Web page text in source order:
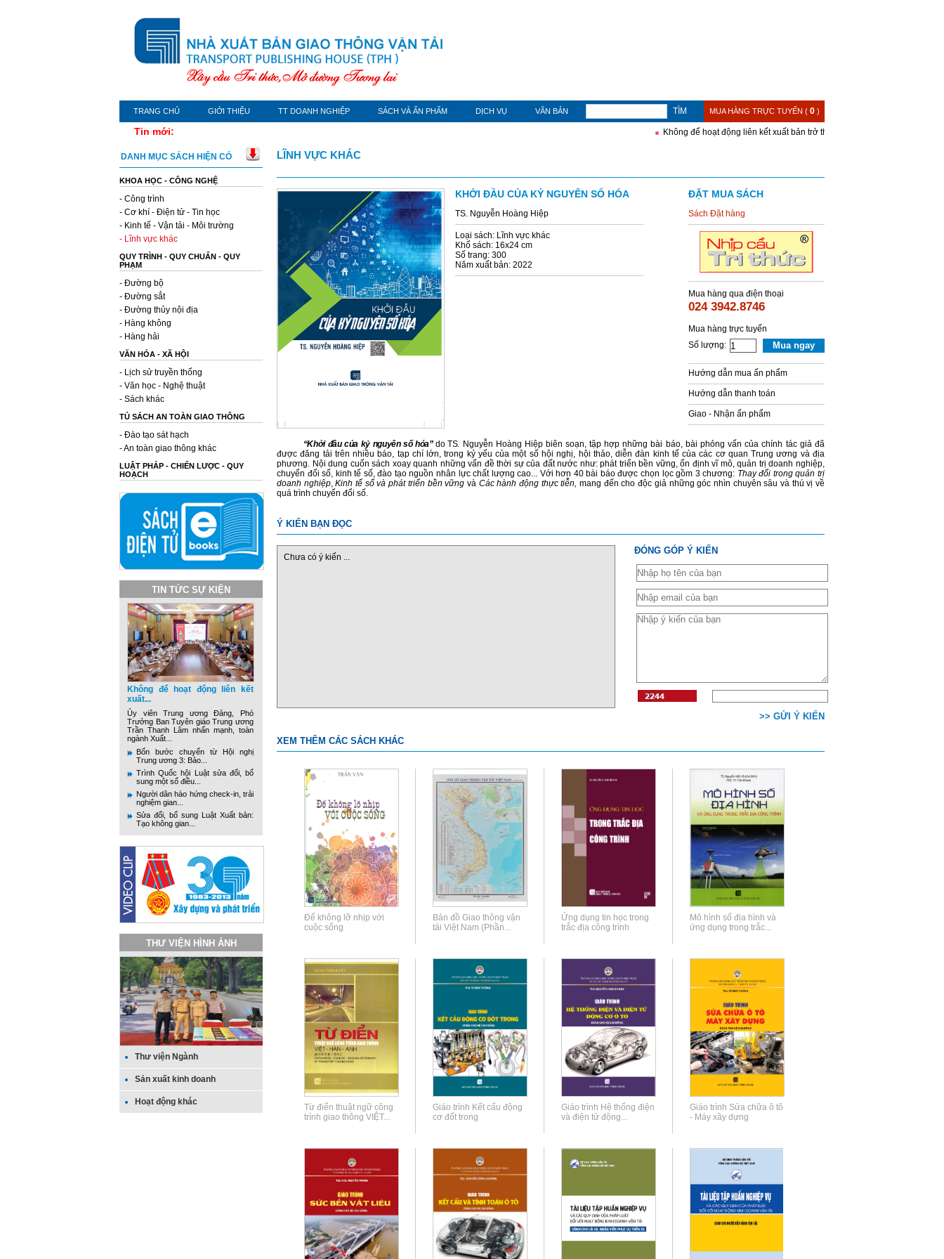
TRANG CHỦ GIỚI THIỆU TT DOANH NGHIỆP SÁCH VÀ ẤN PHẨM DỊCH VỤ VĂN BẢN TÌM MUA HÀNG TRỰC TUYẾN ( 0 )
Tin mới: Không để hoạt động liên kết xuất bản trở thành khoảng trống trong quản lý
DANH MỤC SÁCH HIỆN CÓ
KHOA HỌC - CÔNG NGHỆ
- Công trình
- Cơ khí - Điện tử - Tin học
- Kinh tế - Vận tải - Môi trường
- Lĩnh vực khác
QUY TRÌNH - QUY CHUẨN - QUY
PHẠM
- Đường bộ
- Đường sắt
- Đường thủy nội địa
- Hàng không
- Hàng hải
VĂN HÓA - XÃ HỘI
- Lịch sử truyền thống
- Văn học - Nghệ thuật
- Sách khác
TỦ SÁCH AN TOÀN GIAO THÔNG
- Đào tạo sát hạch
- An toàn giao thông khác
LUẬT PHÁP - CHIẾN LƯỢC - QUY
HOẠCH
TIN TỨC SỰ KIỆN
Không để hoạt động liên kết
xuất...
Ủy viên Trung ương Đảng, Phó
Trưởng Ban Tuyên giáo Trung ương
Trần Thanh Lâm nhấn mạnh, toàn
ngành Xuất...
Bốn bước chuyển từ Hội nghị
Trung ương 3: Bảo...
Trình Quốc hội Luật sửa đổi, bổ
sung một số điều...
Người dân hào hứng check-in, trải
nghiệm gian...
Sửa đổi, bổ sung Luật Xuất bản:
Tạo không gian...
THƯ VIỆN HÌNH ẢNH
Thư viện Ngành
Sản xuất kinh doanh
Hoạt động khác
LĨNH VỰC KHÁC
KHỞI ĐẦU CỦA KỶ NGUYÊN SỐ HÓA
TS. Nguyễn Hoàng Hiệp
Loại sách: Lĩnh vực khác
Khổ sách: 16x24 cm
Số trang: 300
Năm xuất bản: 2022
ĐẶT MUA SÁCH
Sách Đặt hàng
Mua hàng qua điện thoại
024 3942.8746
Mua hàng trực tuyến
Số lượng:
Mua ngay
Hướng dẫn mua ấn phẩm
Hướng dẫn thanh toán
Giao - Nhận ấn phẩm
“Khởi đầu của kỷ nguyên số hóa”do TS. Nguyễn Hoàng Hiệp biên soạn, tập hợp những bài báo, bài phỏng vấn của chính tác giả đã
được đăng tải trên nhiều báo, tạp chí lớn, trong kỷ yếu của một số hội nghị, hội thảo, diễn đàn kinh tế của các cơ quan Trung ương và địa
phương. Nội dung cuốn sách xoay quanh những vấn đề thời sự của đất nước như: phát triển bền vững, ổn định vĩ mô, quản trị doanh nghiệp,
chuyển đổi số, kinh tế số, đào tạo nguồn nhân lực chất lượng cao... Với hơn 40 bài báo được chọn lọc gồm 3 chương: Thay đổi trong quản trị
doanh nghiệp,Kinh tế số và phát triển bền vững và Các hành động thực tiễn,mang đến cho độc giả những góc nhìn chuyên sâu và thú vị về
quá trình chuyển đổi số.
Ý KIẾN BẠN ĐỌC
ĐÓNG GÓP Ý KIẾN
>> GỬI Ý KIẾN
Chưa có ý kiến ...
XEM THÊM CÁC SÁCH KHÁC
Để không lỡ nhịp với
cuộc sống
Bản đồ Giao thông vận
tải Việt Nam (Phần...
Ứng dụng tin học trong
trắc địa công trình
Mô hình số địa hình và
ứng dụng trong trắc...
Từ điển thuật ngữ công
trình giao thông VIỆT...
Giáo trình Kết cấu động
cơ đốt trong
Giáo trình Hệ thống điện
và điện tử động...
Giáo trình Sửa chữa ô tô
- Máy xây dựng